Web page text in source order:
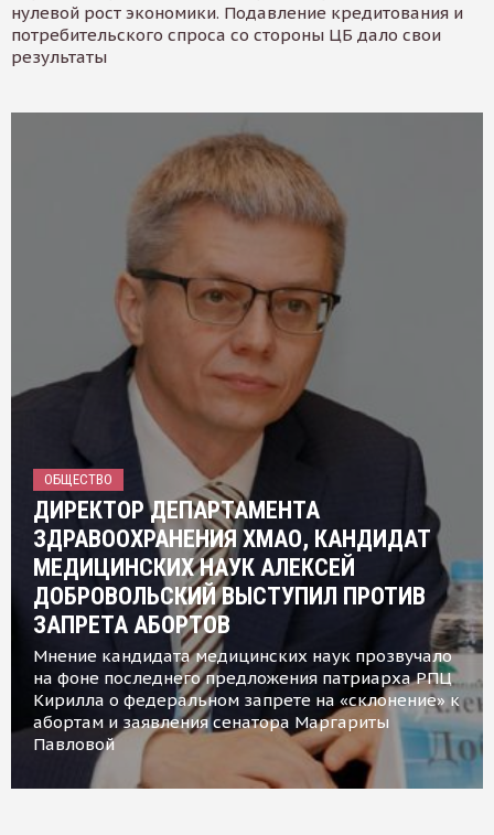
нулевой рост экономики. Подавление кредитования и
потребительского спроса со стороны ЦБ дало свои
результаты
ОБЩЕСТВО
ДИРЕКТОР ДЕПАРТАМЕНТА
ЗДРАВООХРАНЕНИЯ ХМАО, КАНДИДАТ
МЕДИЦИНСКИХ НАУК АЛЕКСЕЙ
ДОБРОВОЛЬСКИЙ ВЫСТУПИЛ ПРОТИВ
ЗАПРЕТА АБОРТОВ
Мнение кандидата медицинских наук прозвучало
на фоне последнего предложения патриарха РПЦ
Кирилла о федеральном запрете на «склонение» к
абортам и заявления сенатора Маргариты
Павловой